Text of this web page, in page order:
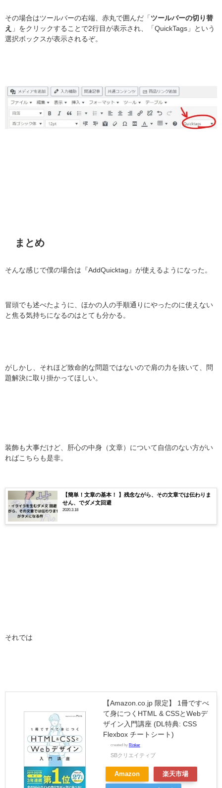
その場合はツールバーの右端、赤丸で囲んだ「 ツールバーの切り替
え
」をクリックすることで2行目が表示され、「QuickTags」という
選択ボックスが表示されるぞ。
まとめ
そんな感じで僕の場合は『AddQuicktag』が使えるようになった。
冒頭でも述べたように、ほかの人の手順通りにやったのに使えない
と焦る気持ちになるのはとても分かる。
がしかし、それほど致命的な問題ではないので肩の力を抜いて、問
題解決に取り掛かってほしい。
装飾も大事だけど、肝心の中身（文章）について自信のない方がい
ればこちらも是非。
【簡単！文章の基本！ 】残念ながら、その文章では伝わりま
せん、でダメ文回避
2020.3.18
それでは
【Amazon.co.jp 限定】 1冊ですべ
て身につくHTML & CSSとWebデ
ザイン入門講座 (DL特典: CSS
Flexbox チートシート)
created by Rinker
SBクリエイティブ
Amazon 楽天市場